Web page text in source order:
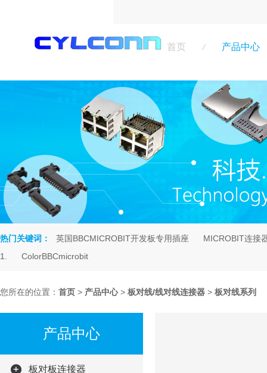
首页 / 产品中心
热门关键词： 英国BBCMICROBIT开发板专用插座
MICROBIT连接
1.
ColorBBCmicrobit
您所在的位置： 首页 > 产品中心> 板对线/线对线连接器 > 板对线系列
产品中心
板对板连接器